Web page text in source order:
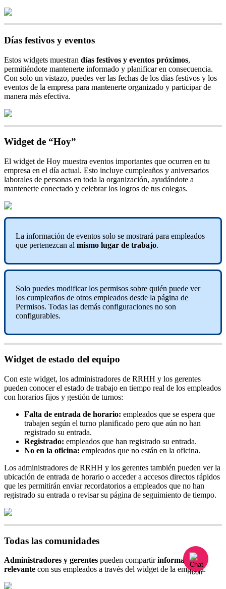
Días festivos y eventos
Estos widgets muestran días festivos y eventos próximos,
permitiéndote mantenerte informado y planificar en consecuencia.
Con solo un vistazo, puedes ver las fechas de los días festivos y los
eventos de la empresa para mantenerte organizado y participar de
manera más efectiva.
Widget de “Hoy”
El widget de Hoy muestra eventos importantes que ocurren en tu
empresa en el día actual. Esto incluye cumpleaños y aniversarios
laborales de personas en toda la organización, ayudándote a
mantenerte conectado y celebrar los logros de tus colegas.
La información de eventos solo se mostrará para empleados
que pertenezcan al mismo lugar de trabajo.
Solo puedes modificar los permisos sobre quién puede ver
los cumpleaños de otros empleados desde la página de
Permisos. Todas las demás configuraciones no son
configurables.
Widget de estado del equipo
Con este widget, los administradores de RRHH y los gerentes
pueden conocer el estado de trabajo en tiempo real de los empleados
con horarios fijos y gestión de turnos:
Falta de entrada de horario: empleados que se espera que
trabajen según el turno planificado pero que aún no han
registrado su entrada.
Registrado: empleados que han registrado su entrada.
No en la oficina: empleados que no están en la oficina.
Los administradores de RRHH y los gerentes también pueden ver la
ubicación de entrada de horario o acceder a accesos directos rápidos
que les permitirán enviar recordatorios a empleados que no han
registrado su entrada o revisar su página de seguimiento de tiempo.
Todas las comunidades
Administradores y gerentes pueden compartir información
relevante con sus empleados a través del widget de la empresa.